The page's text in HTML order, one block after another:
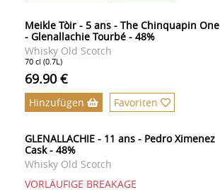
Meikle Tòir - 5 ans - The Chinquapin One
- Glenallachie Tourbé - 48%
Whisky Old Scotch
70 cl (0.7L)
69.90 €
Hinzufügen Favoriten
GLENALLACHIE - 11 ans - Pedro Ximenez
Cask - 48%
Whisky Old Scotch
VORLÄUFIGE BREAKAGE